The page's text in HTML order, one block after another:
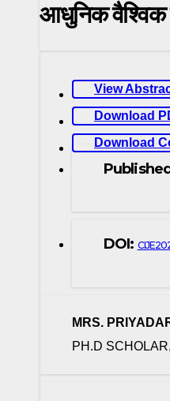
आधुनिक वैश्विक
View
Download
Download
DOI:
MRS.
PH.D